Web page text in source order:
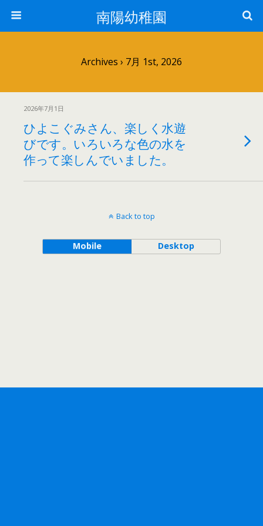
南陽幼稚園
Archives › 7月 1st, 2026
2026年7月1日
ひよこぐみさん、楽しく水遊
びです。いろいろな色の水を
作って楽しんでいました。
Back to top
Mobile Desktop